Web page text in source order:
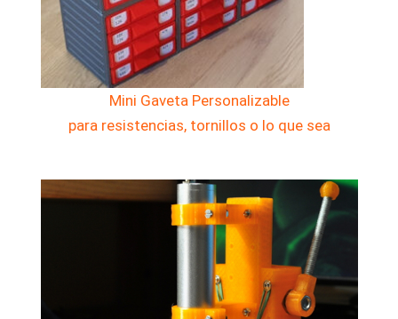
Mini GavetaPersonalizable
para resistencias, tornillos o lo que sea